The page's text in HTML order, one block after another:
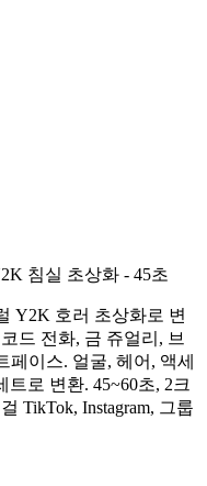
침실 초상화 - 45초
Y2K 호러 초상화로 변
드 전화, 금 쥬얼리, 브
페이스. 얼굴, 헤어, 액세
로 변환. 45~60초, 2크
TikTok, Instagram, 그룹